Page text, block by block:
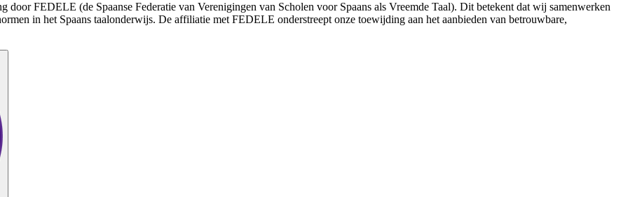
door FEDELE (de Spaanse Federatie van Verenigingen van Scholen voor Spaans als Vreemde Taal). Dit betekent dat wij samenwerken
in het Spaans taalonderwijs. De affiliatie met FEDELE onderstreept onze toewijding aan het aanbieden van betrouwbare,